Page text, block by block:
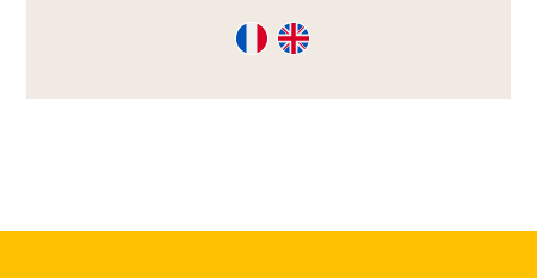
Consultation
en
Consultation
en